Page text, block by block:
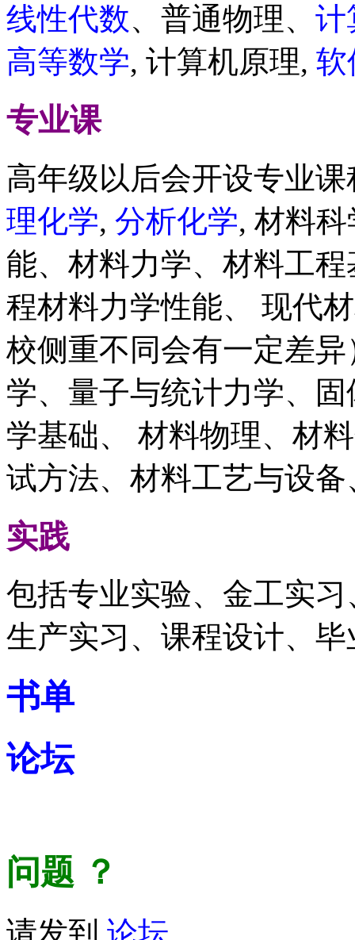
线性代数、普通物理、 计
高等数学, 计算机原理, 软
专业课
高年级以后会开设专业
理化学, 分析化学, 材料
能、材料力学、材料工
程材料力学性能、 现代
校侧重不同会有一定差
学、量子与统计力学、
学基础、 材料物理、材
试方法、材料工艺与设
实践
包括专业实验、金工实
生产实习、课程设计、
书单
论坛
问题 ？
请发到 论坛